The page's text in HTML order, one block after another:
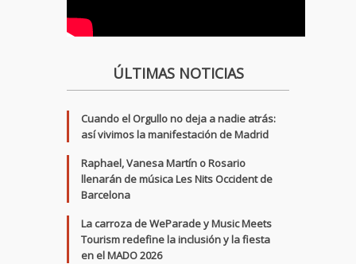
ÚLTIMAS NOTICIAS
Cuando el Orgullo no deja a nadie atrás:
así vivimos la manifestación de Madrid
Raphael, Vanesa Martín o Rosario
llenarán de música Les Nits Occident de
Barcelona
La carroza de WeParade y Music Meets
Tourism redefine la inclusión y la fiesta
en el MADO 2026